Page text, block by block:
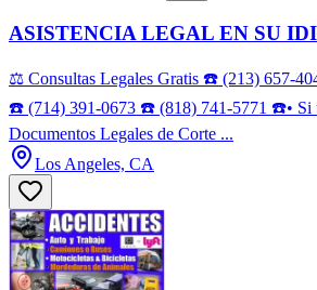
ASISTENCIA LEGAL EN SU
⚖️ Consultas Legales Gratis ☎️ (213) 657-
☎️ (714) 391-0673 ☎️ (818) 741-5771 ☎️• Si
Documentos Legales de Corte ...
Los Angeles, CA